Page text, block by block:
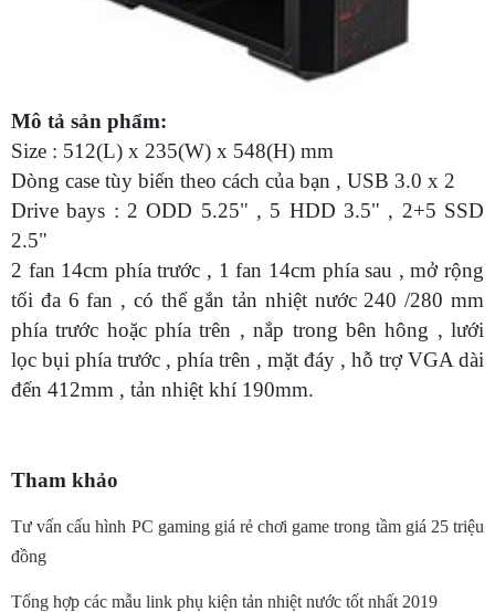
Mô tả sản phẩm:
Size : 512(L) x 235(W) x 548(H) mm
Dòng case tùy biến theo cách của bạn , USB 3.0 x 2
Drive bays : 2 ODD 5.25" , 5 HDD 3.5" , 2+5 SSD
2.5"
2 fan 14cm phía trước , 1 fan 14cm phía sau , mở rộng
tối đa 6 fan , có thể gắn tản nhiệt nước 240 /280 mm
phía trước hoặc phía trên , nắp trong bên hông , lưới
lọc bụi phía trước , phía trên , mặt đáy , hỗ trợ VGA dài
đến 412mm , tản nhiệt khí 190mm.
Tham khảo
Tư vấn cấu hình PC gaming giá rẻ chơi game trong tầm giá 25 triệu
đồng
Tổng hợp các mẫu link phụ kiện tản nhiệt nước tốt nhất 2019